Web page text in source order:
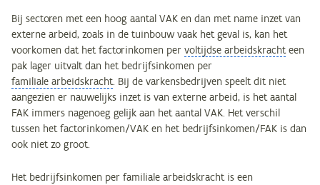
Bij sectoren met een hoog aantal VAK en dan met name inzet van
externe arbeid, zoals in de tuinbouw vaak het geval is, kan het
voorkomen dat het factorinkomen per voltijdse arbeidskrachteen
pak lager uitvalt dan het bedrijfsinkomen per
familiale arbeidskracht. Bij de varkensbedrijven speelt dit niet
aangezien er nauwelijks inzet is van externe arbeid, is het aantal
FAK immers nagenoeg gelijk aan het aantal VAK. Het verschil
tussen het factorinkomen/VAK en het bedrijfsinkomen/FAK is dan
ook niet zo groot.
Het bedrijfsinkomen per familiale arbeidskracht is een